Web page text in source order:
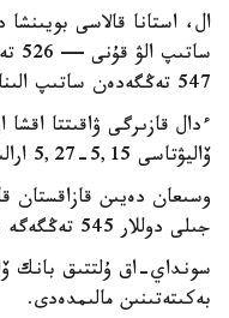
547 تەڭگەدەن ساتىپ الىنادى.
ءدال قازىرگى ۋاقىتتا اقشا
ۆاليۋتاسى 5,15-5,27 ارالىعىندا ساۋدالانىپ جاتىر.
جىلى دوللار 545 تەڭگەگە دەيىن بارۋى مۇمكىن ەكەنىن ايتتى.
سونداي-اق ۇلتتىق بانك
بەكىتەتىنىن مالىمدەدى.